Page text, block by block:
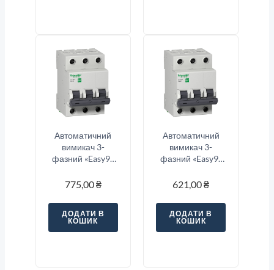
Автоматичний
вимикач 3-
фазний «Easy9»
«C»
775,00₴
ДОДАТИ В
КОШИК
Автоматичний
вимикач 3-
фазний «Easy9»
«C»
621,00₴
ДОДАТИ В
КОШИК